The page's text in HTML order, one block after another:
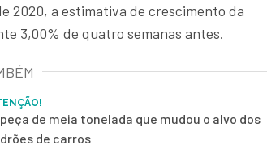
2020, a estimativa de crescimento da
3,00% de quatro semanas antes.
de meia tonelada que mudou o alvo dos
de carros